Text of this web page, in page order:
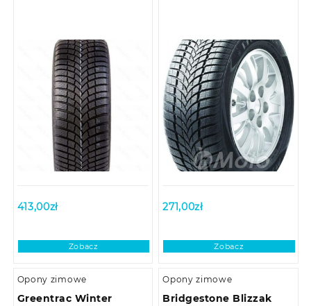
413,00zł
Zobacz
271,00zł
Zobacz
Opony zimowe
Greentrac Winter
Opony zimowe
Bridgestone Blizzak